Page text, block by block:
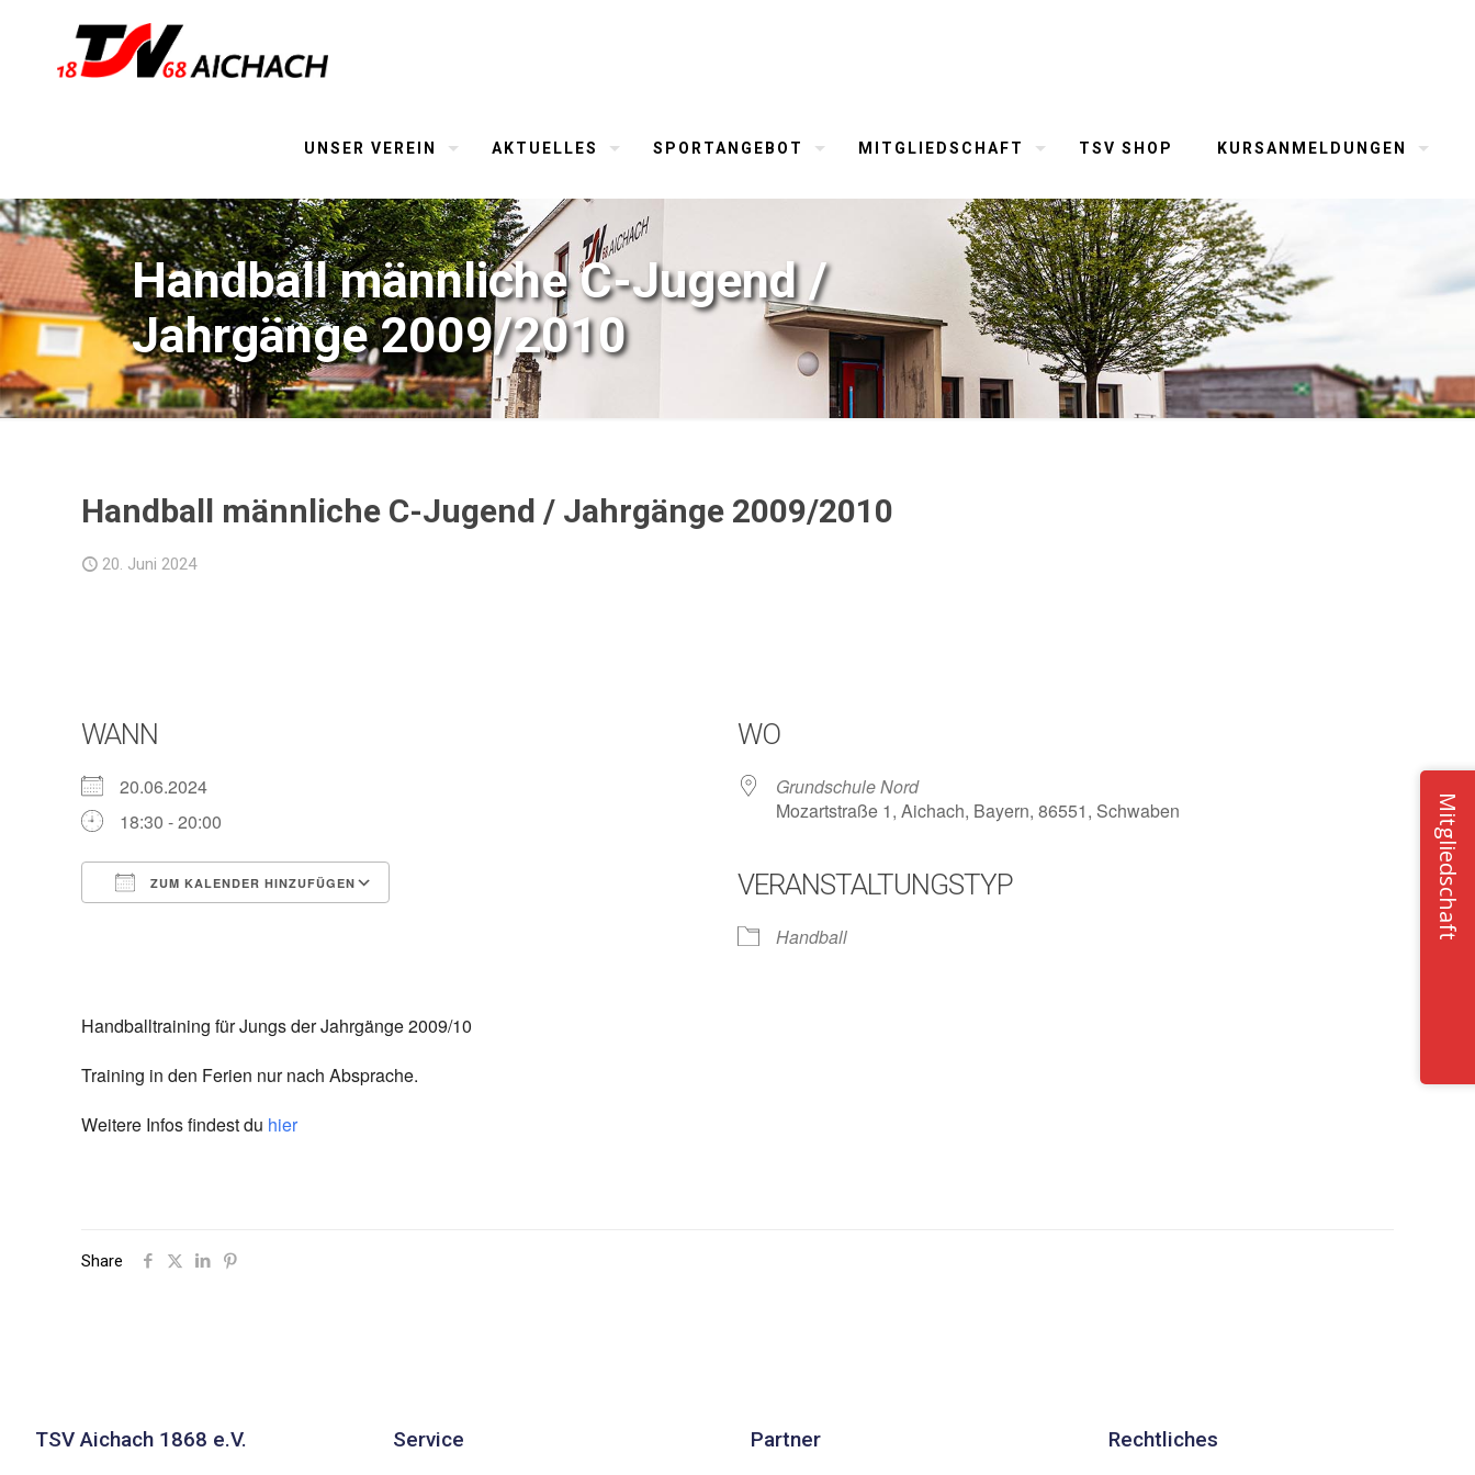
UNSER VEREIN AKTUELLES SPORTANGEBOT MITGLIEDSCHAFT TSV SHOP KURSANMELDUNGEN
Handball männliche C-Jugend /
Jahrgänge 2009/2010
Handball männliche C-Jugend / Jahrgänge 2009/2010
20. Juni 2024
WANN
20.06.2024
18:30 - 20:00
ZUM KALENDER HINZUFÜGEN
iCalendar
WO
Grundschule Nord
Mozartstraße 1, Aichach, Bayern, 86551, Schwaben
VERANSTALTUNGSTYP
Handball
Handballtraining für Jungs der Jahrgänge 2009/10
Training in den Ferien nur nach Absprache.
Weitere Infos findest du hier
Share
TSV Aichach 1868 e.V. Service Partner Rechtliches
Mitgliedschaft